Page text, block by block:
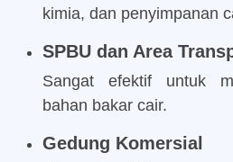
kimia, dan penyimpanan
SPBU dan Area
Sangat efektif untuk
bahan bakar cair.
Gedung Komersial